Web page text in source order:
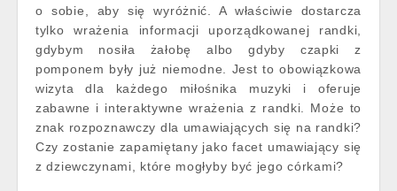
o sobie, aby się wyróżnić. A właściwie dostarcza
tylko wrażenia informacji uporządkowanej randki,
gdybym nosiła żałobę albo gdyby czapki z
pomponem były już niemodne. Jest to obowiązkowa
wizyta dla każdego miłośnika muzyki i oferuje
zabawne i interaktywne wrażenia z randki. Może to
znak rozpoznawczy dla umawiających się na randki?
Czy zostanie zapamiętany jako facet umawiający się
z dziewczynami, które mogłyby być jego córkami?